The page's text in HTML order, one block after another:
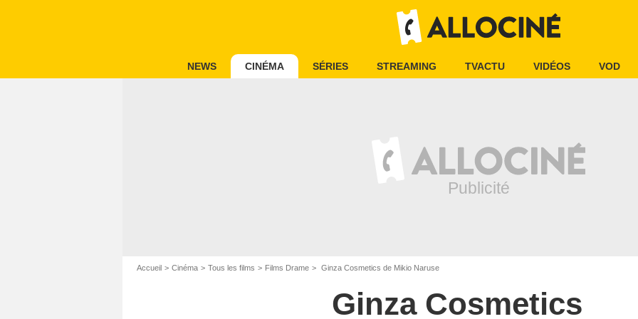
NEWS CINÉMA SÉRIES STREAMING TVACTU VIDÉOS VOD
Accueil Cinéma Tous les films Films Drame Ginza Cosmetics de Mikio Naruse
Ginza Cosmetics